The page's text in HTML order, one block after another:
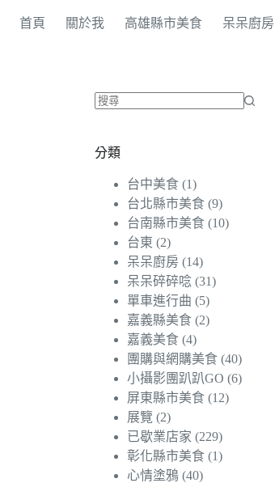
首頁 關於我 高雄縣市美食 呆呆廚房
到
分類
台中美食 (1)
台北縣市美食 (9)
台南縣市美食 (10)
台東 (2)
呆呆廚房 (14)
呆呆碎碎唸 (31)
單車進行曲 (5)
嘉義縣美食 (2)
嘉義美食 (4)
團購與網購美食 (40)
小攝影團趴趴GO (6)
屏東縣市美食 (12)
展覽 (2)
已歇業店家 (229)
彰化縣市美食 (1)
心情塗鴉 (40)